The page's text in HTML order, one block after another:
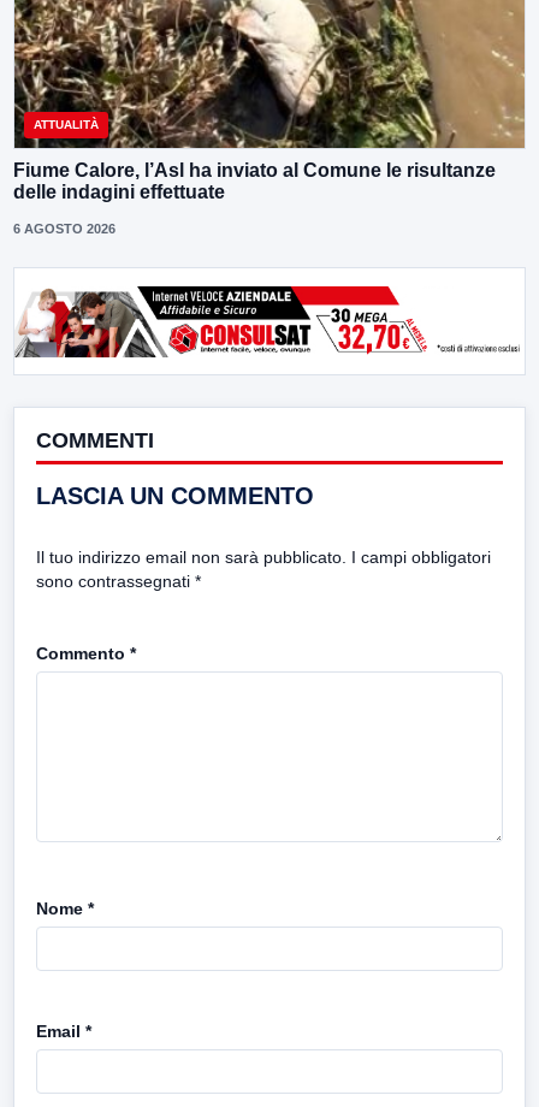
ATTUALITÀ
Fiume Calore, l’Asl ha inviato al Comune le risultanze
delle indagini effettuate
6 AGOSTO 2026
COMMENTI
LASCIA UN COMMENTO
Il tuo indirizzo email non sarà pubblicato. I campi obbligatori
sono contrassegnati *
Commento *
Nome *
Email *